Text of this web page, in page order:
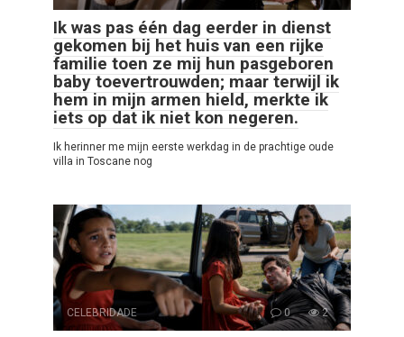
Ik was pas één dag eerder in dienst
gekomen bij het huis van een rijke
familie toen ze mij hun pasgeboren
baby toevertrouwden; maar terwijl ik
hem in mijn armen hield, merkte ik
iets op dat ik niet kon negeren.
Ik herinner me mijn eerste werkdag in de prachtige oude
villa in Toscane nog
CELEBRIDADE 0 2